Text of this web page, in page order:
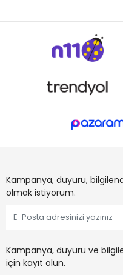
Kampanya, duyuru,
olmak istiyorum.
Kampanya, duyuru ve
için kayıt olun.